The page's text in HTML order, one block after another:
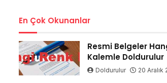
En Çok Okunanlar
Resmi Belgeler
Kalemle Doldurulur
Doldurulur 20 Aralık